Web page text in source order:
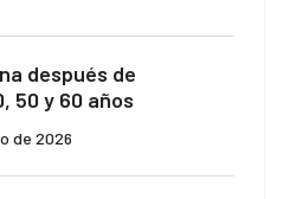
después de
50 y 60 años
de 2026